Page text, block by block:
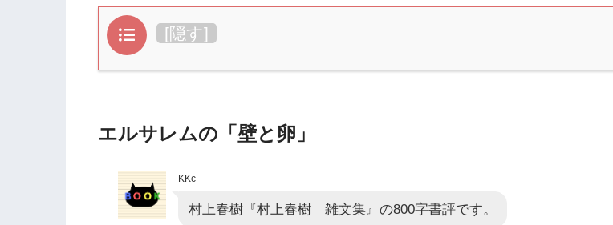
目次 [隠す]
エルサレムの「壁と卵」
KKc
村上春樹『村上春樹 雑文集』の800字書評です。